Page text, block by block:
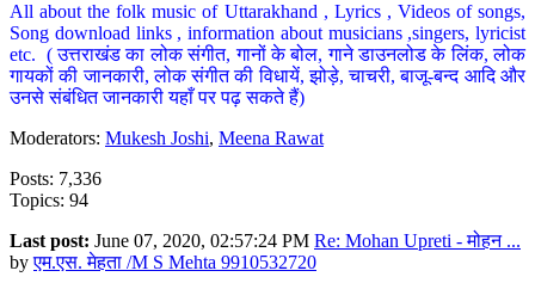
All about the folk music of Uttarakhand , Lyrics , Videos of songs,
Song download links , information about musicians ,singers, lyricist
etc. ( उत्तराखंड का लोक संगीत, गानों के बोल, गाने डाउनलोड के लिंक, लोक
गायकों की जानकारी, लोक संगीत की विधायें, झोड़े, चाचरी, बाजू-बन्द आदि और
उनसे संबंधित जानकारी यहाँ पर पढ़ सकते हैं)
Moderators: Mukesh Joshi, Meena Rawat
Posts: 7,336
Topics: 94
Last post: June 07, 2020, 02:57:24 PM Re: Mohan Upreti - मोहन ...
byएम.एस. मेहता /M S Mehta 9910532720